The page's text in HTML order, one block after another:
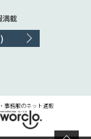
満載
事務服のネット通販